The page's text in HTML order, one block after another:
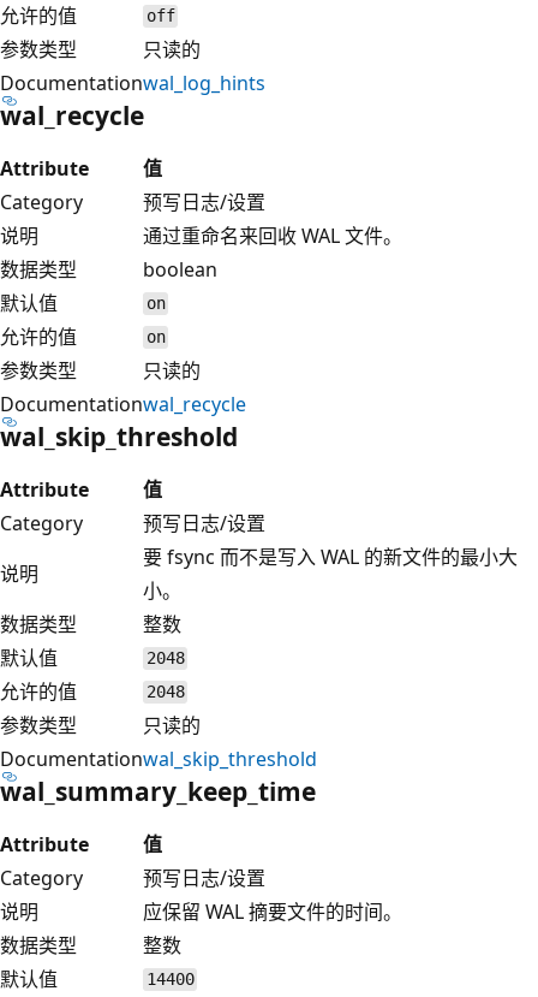
允许的值 off
参数类型
只读的
Documentationwal_log_hints
wal_recycle
Attribute
值
Category
预写日志/设置
说明
通过重命名来回收 WAL 文件。
数据类型
boolean
默认值
on
允许的值 on
参数类型
只读的
Documentationwal_recycle
wal_skip_threshold
Attribute
值
Category
预写日志/设置
说明
要 fsync 而不是写入 WAL 的新文件的最小大
小。
数据类型
整数
默认值
2048
允许的值 2048
参数类型
只读的
Documentationwal_skip_threshold
wal_summary_keep_time
Attribute
值
Category
预写日志/设置
说明
应保留 WAL 摘要文件的时间。
数据类型
整数
默认值
14400